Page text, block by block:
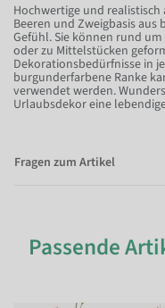
Hochwertige und
Beeren und Zweigbasis aus
Gefühl. Sie können rund
oder zu Mittelstücken
Dekorationsbedürfnisse in
burgunderfarbene Ranke
verwendet werden.
Urlaubsdekor eine
Fragen zum Artikel
Passende